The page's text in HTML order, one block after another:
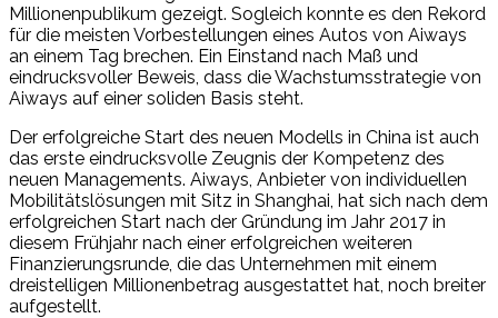
Millionenpublikum gezeigt. Sogleich konnte es den Rekord
für die meisten Vorbestellungen eines Autos von Aiways
an einem Tag brechen. Ein Einstand nach Maß und
eindrucksvoller Beweis, dass die Wachstumsstrategie von
Aiways auf einer soliden Basis steht.
Der erfolgreiche Start des neuen Modells in China ist auch
das erste eindrucksvolle Zeugnis der Kompetenz des
neuen Managements. Aiways, Anbieter von individuellen
Mobilitätslösungen mit Sitz in Shanghai, hat sich nach dem
erfolgreichen Start nach der Gründung im Jahr 2017 in
diesem Frühjahr nach einer erfolgreichen weiteren
Finanzierungsrunde, die das Unternehmen mit einem
dreistelligen Millionenbetrag ausgestattet hat, noch breiter
aufgestellt.